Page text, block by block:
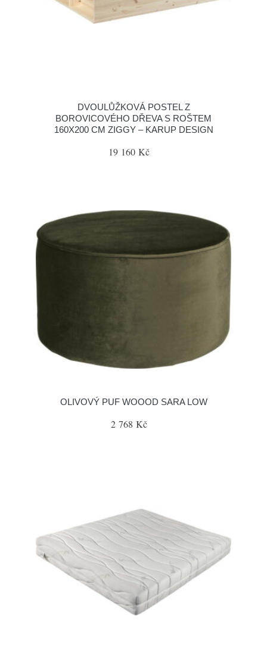
DVOULŮŽKOVÁ POSTEL Z
BOROVICOVÉHO DŘEVA S ROŠTEM
160X200 CM ZIGGY – KARUP DESIGN
19 160 Kč
OLIVOVÝ PUF WOOOD SARA LOW
2 768 Kč